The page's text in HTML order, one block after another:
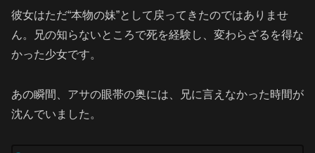
彼女はただ“本物の妹”として戻ってきたのではありませ
ん。兄の知らないところで死を経験し、変わらざるを得な
かった少女です。
あの瞬間、アサの眼帯の奥には、兄に言えなかった時間が
沈んでいました。